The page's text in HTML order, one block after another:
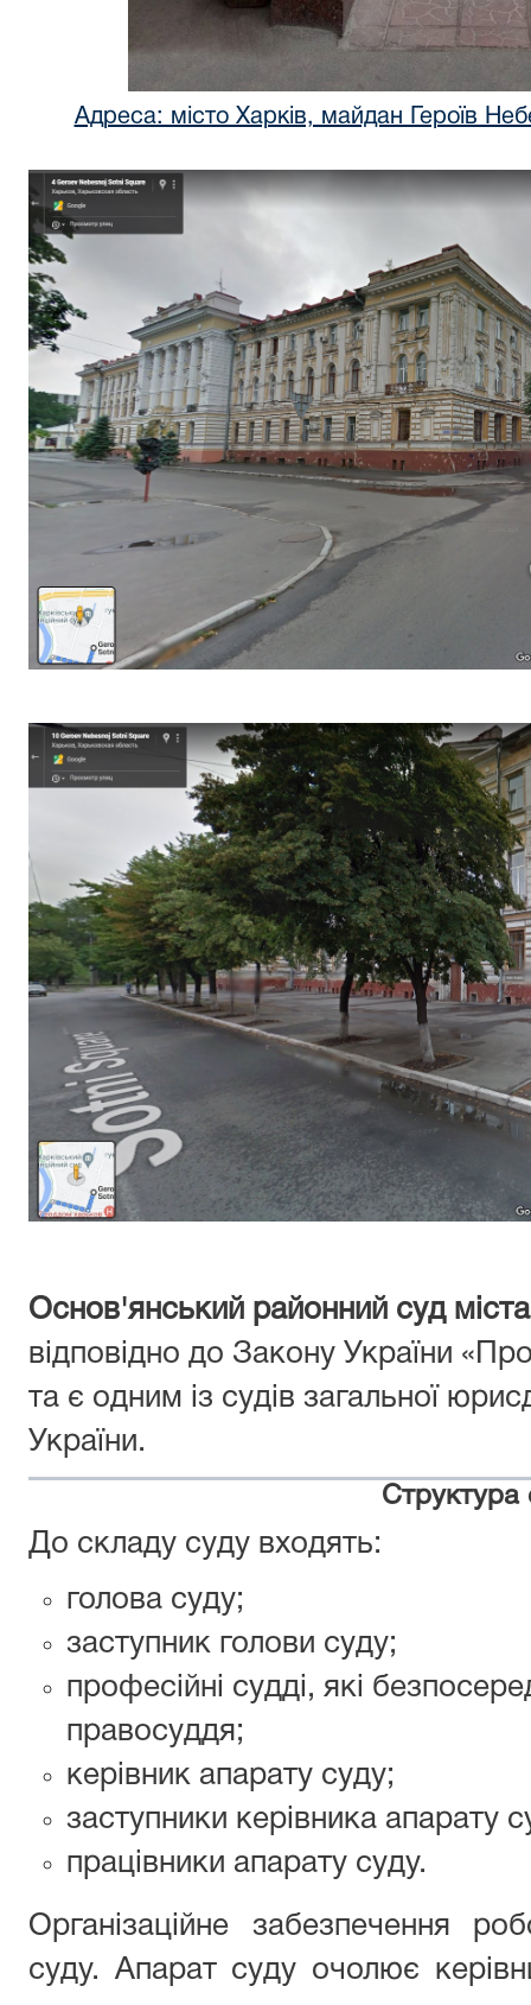
Адреса: місто Харків, майдан Героїв
Основ'янський районний суд
відповідно до Закону України
та є одним із судів загальної
України.
Структура
До складу суду входять:
голова суду;
заступник голови суду;
професійні судді, які
правосуддя;
керівник апарату суду;
заступники керівника апарату
працівники апарату суду.
Організаційне забезпечення
суду. Апарат суду очолює